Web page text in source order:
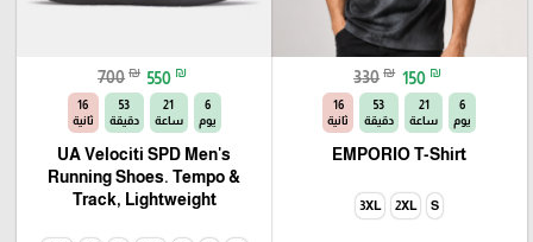
330 ₪ 150 ₪
6
يوم
21
ساعة
53
دقيقة
14
ثانية
EMPORIO T-Shirt
S
2XL
3XL
700 ₪ 550 ₪
6
يوم
21
ساعة
53
دقيقة
14
ثانية
UA Velociti SPD Men's
Running Shoes. Tempo &
Track, Lightweight